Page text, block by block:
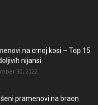
na crnoj kosi – Top 15
nijansi
30, 2022
pramenovi na braon